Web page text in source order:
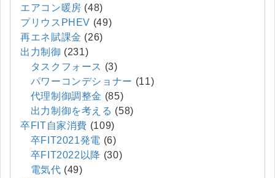
エアコン暖房 (48)
プリウスPHEV (49)
再エネ賦課金 (26)
出力制御 (231)
タスクフォース (3)
パワーコンデショナー (11)
代理制御調整金 (85)
出力制御を考える (58)
卒FIT自家消費 (109)
卒FIT2021発電 (6)
卒FIT2022以降 (30)
電気代 (49)